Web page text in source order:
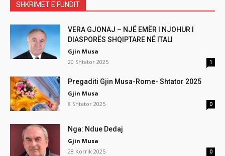
SHKRIMET E FUNDIT
VERA GJONAJ – NJË EMËR I NJOHUR I
DIASPORËS SHQIPTARE NË ITALI
Gjin Musa
20 Shtator 2025
1
Pregaditi Gjin Musa-Rome- Shtator 2025
Gjin Musa
8 Shtator 2025
0
Nga: Ndue Dedaj
Gjin Musa
28 Korrik 2025
0